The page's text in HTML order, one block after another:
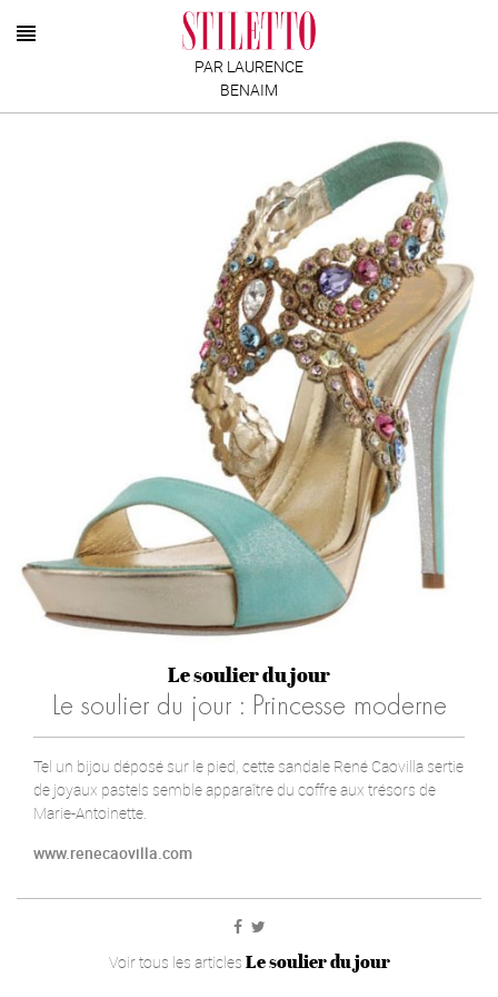
PAR LAURENCE
BENAIM
Le soulier du jour
Le soulier du jour : Princesse moderne
Tel un bijou déposé sur le pied, cette sandale René Caovilla sertie
de joyaux pastels semble apparaître du coffre aux trésors de
Marie-Antoinette.
www.renecaovilla.com
Voir tous les articles Le soulier du jour